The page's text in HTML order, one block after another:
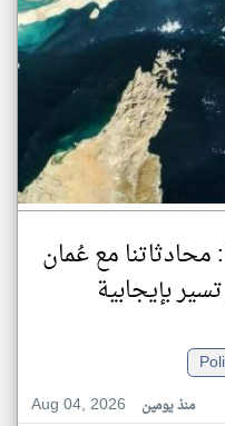
محادثاتنا مع عُمان
بإيجابية
Aug 04, 2026
منذ يومين